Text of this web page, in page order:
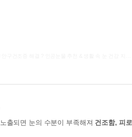
출되면 눈의 수분이 부족해져 건조함, 피